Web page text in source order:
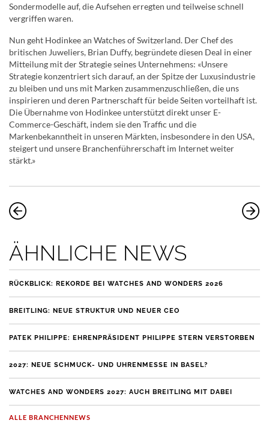
Sondermodelle auf, die Aufsehen erregten und teilweise schnell
vergriffen waren.
Nun geht Hodinkee an Watches of Switzerland. Der Chef des
britischen Juweliers, Brian Duffy, begründete diesen Deal in einer
Mitteilung mit der Strategie seines Unternehmens: «Unsere
Strategie konzentriert sich darauf, an der Spitze der Luxusindustrie
zu bleiben und uns mit Marken zusammenzuschließen, die uns
inspirieren und deren Partnerschaft für beide Seiten vorteilhaft ist.
Die Übernahme von Hodinkee unterstützt direkt unser E-
Commerce-Geschäft, indem sie den Traffic und die
Markenbekanntheit in unseren Märkten, insbesondere in den USA,
steigert und unsere Branchenführerschaft im Internet weiter
stärkt.»
ÄHNLICHE NEWS
RÜCKBLICK: REKORDE BEI WATCHES AND WONDERS 2026
BREITLING: NEUE STRUKTUR UND NEUER CEO
PATEK PHILIPPE: EHRENPRÄSIDENT PHILIPPE STERN VERSTORBEN
2027: NEUE SCHMUCK- UND UHRENMESSE IN BASEL?
WATCHES AND WONDERS 2027: AUCH BREITLING MIT DABEI
ALLE BRANCHENNEWS